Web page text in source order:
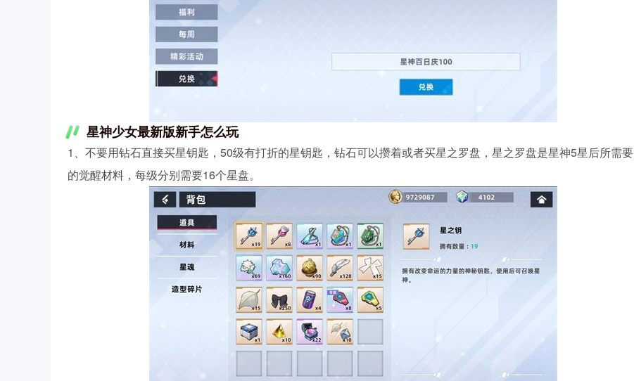
星神少女最新版新手怎么玩
1、不要用钻石直接买星钥匙，50级有打折的星钥匙，钻石可以攒着或者买星之罗盘，星之罗盘是星神5星后所需要
的觉醒材料，每级分别需要16个星盘。